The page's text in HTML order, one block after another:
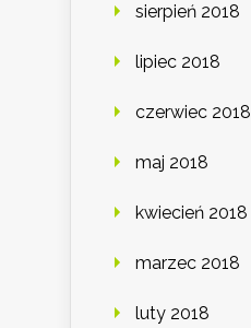
sierpień 2018
lipiec 2018
czerwiec 2018
maj 2018
kwiecień 2018
marzec 2018
luty 2018